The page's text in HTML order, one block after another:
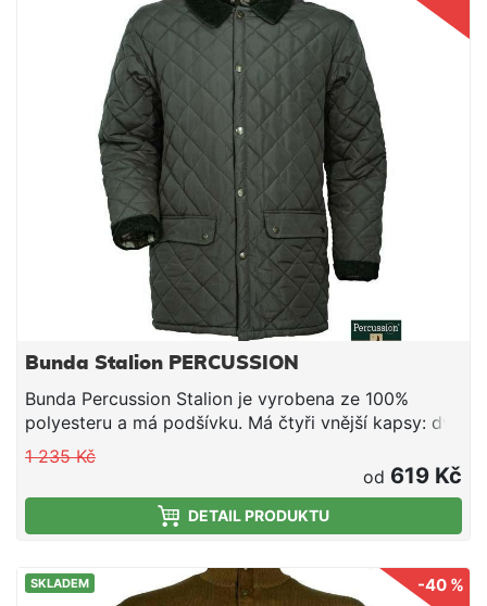
Bunda Stalion PERCUSSION
Bunda Percussion Stalion je vyrobena ze 100%
polyesteru a má podšívku. Má čtyři vnější kapsy: dvě
kapsy Napoleon (kapsy na ruce) a dvě kapsy na
bundě. Má jednu vnitřní kapsu. Má chrániče loktů. Je
ozdobená kovovými cvočky s logem Percussion na
manžetách a kapsách.
1 235 Kč
od 619 Kč
DETAIL PRODUKTU
SKLADEM -40 %